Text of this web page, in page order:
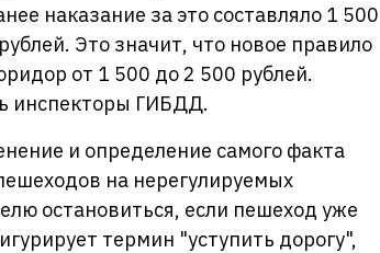
наказание за это составляло 1 500
Это значит, что новое правило
от 1 500 до 2 500 рублей.
инспекторы ГИБДД.
и определение самого факта
на нерегулируемых
остановиться, если пешеход уже
термин "уступить дорогу",